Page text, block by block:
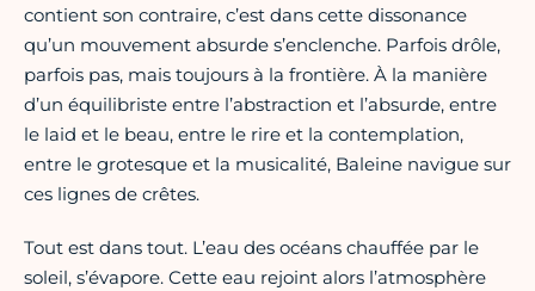
contient son contraire, c’est dans cette dissonance
qu’un mouvement absurde s’enclenche. Parfois drôle,
parfois pas, mais toujours à la frontière. À la manière
d’un équilibriste entre l’abstraction et l’absurde, entre
le laid et le beau, entre le rire et la contemplation,
entre le grotesque et la musicalité, Baleine navigue sur
ces lignes de crêtes.
Tout est dans tout. L’eau des océans chauffée par le
soleil, s’évapore. Cette eau rejoint alors l’atmosphère